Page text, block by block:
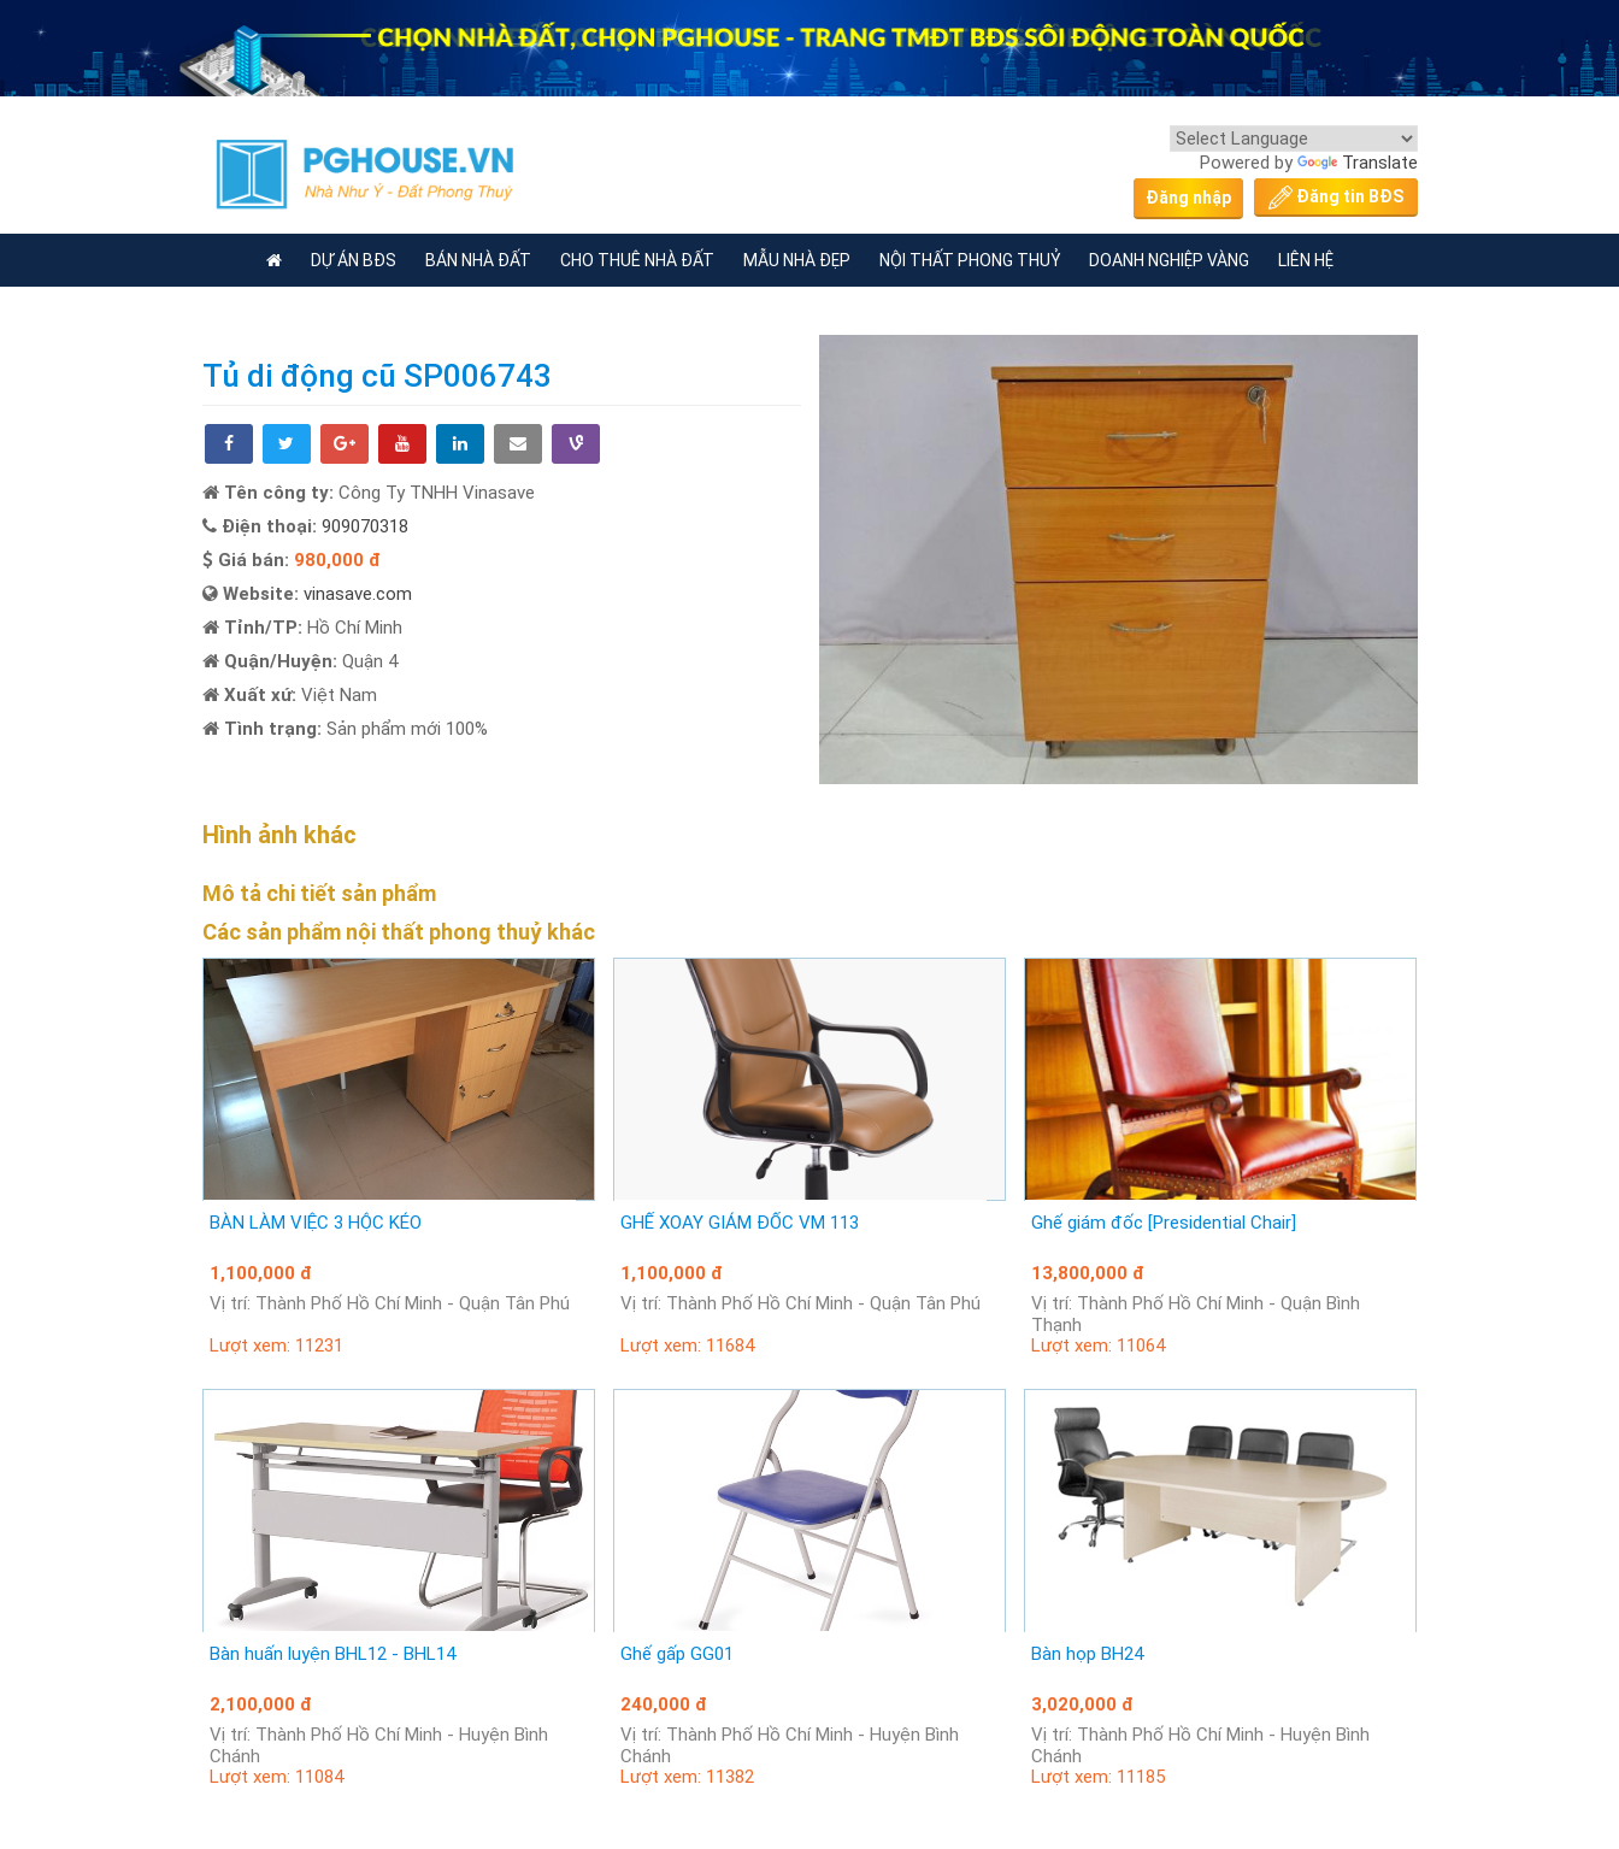
Powered by Translate
Đăng nhập Đăng tin BĐS
DỰ ÁN BĐS BÁN NHÀ ĐẤT CHO THUÊ NHÀ ĐẤT MẪU NHÀ ĐẸP NỘI THẤT PHONG THUỶ DOANH NGHIỆP VÀNG LIÊN HỆ
Tủ di động cũ SP006743
Tên công ty: Công Ty TNHH Vinasave
Điện thoại: 909070318
Giá bán: 980,000 đ
Website: vinasave.com
Tỉnh/TP: Hồ Chí Minh
Quận/Huyện: Quận 4
Xuất xứ: Việt Nam
Tình trạng: Sản phẩm mới 100%
Hình ảnh khác
Mô tả chi tiết sản phẩm
Các sản phẩm nội thất phong thuỷ khác
BÀN LÀM VIỆC 3 HỘC KÉO
1,100,000 đ
Vị trí: Thành Phố Hồ Chí Minh - Quận Tân Phú
Lượt xem: 11231
GHẾ XOAY GIÁM ĐỐC VM 113
1,100,000 đ
Vị trí: Thành Phố Hồ Chí Minh - Quận Tân Phú
Lượt xem: 11684
Ghế giám đốc [Presidential Chair]
13,800,000 đ
Vị trí: Thành Phố Hồ Chí Minh - Quận Bình
Thạnh
Lượt xem: 11064
Bàn huấn luyện BHL12 - BHL14
2,100,000 đ
Vị trí: Thành Phố Hồ Chí Minh - Huyện Bình
Chánh
Lượt xem: 11084
Ghế gấp GG01
240,000 đ
Vị trí: Thành Phố Hồ Chí Minh - Huyện Bình
Chánh
Lượt xem: 11382
Bàn họp BH24
3,020,000 đ
Vị trí: Thành Phố Hồ Chí Minh - Huyện Bình
Chánh
Lượt xem: 11185